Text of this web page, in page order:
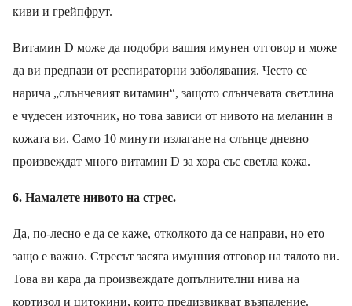
киви и грейпфрут.
Витамин D може да подобри вашия имунен отговор и може
да ви предпази от респираторни заболявания. Често се
нарича „слънчевият витамин“, защото слънчевата светлина
е чудесен източник, но това зависи от нивото на меланин в
кожата ви. Само 10 минути излагане на слънце дневно
произвеждат много витамин D за хора със светла кожа.
6. Намалете нивото на стрес.
Да, по-лесно е да се каже, отколкото да се направи, но ето
защо е важно. Стресът засяга имунния отговор на тялото ви.
Това ви кара да произвеждате допълнителни нива на
кортизол и цитокини, които предизвикват възпаление.